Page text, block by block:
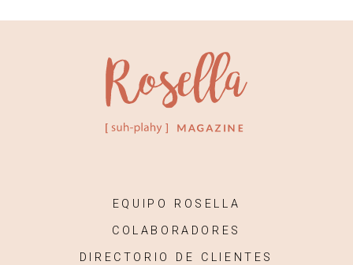
EQUIPO ROSELLA
COLABORADORES
DIRECTORIO DE CLIENTES